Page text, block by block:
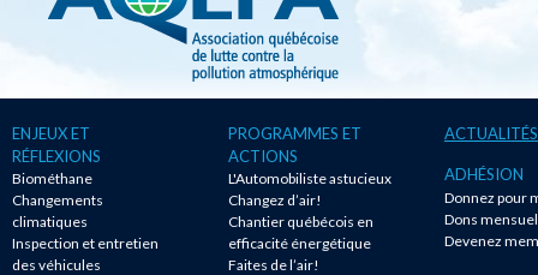
ENJEUX ET
RÉFLEXIONS
Biométhane
Changements
climatiques
Inspection et entretien
des véhicules
PROGRAMMES ET
ACTIONS
L'Automobiliste astucieux
Changez d’air!
Chantier québécois en
efficacité énergétique
Faites de l’air!
ACTUALITÉS
ADHÉSION
Donnez pour
Dons
Devenez